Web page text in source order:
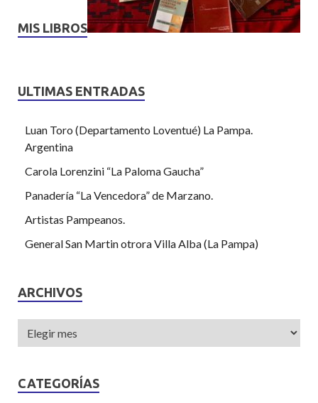
MIS LIBROS
ULTIMAS ENTRADAS
Luan Toro (Departamento Loventué) La Pampa.
Argentina
Carola Lorenzini “La Paloma Gaucha”
Panadería “La Vencedora” de Marzano.
Artistas Pampeanos.
General San Martin otrora Villa Alba (La Pampa)
ARCHIVOS
CATEGORÍAS